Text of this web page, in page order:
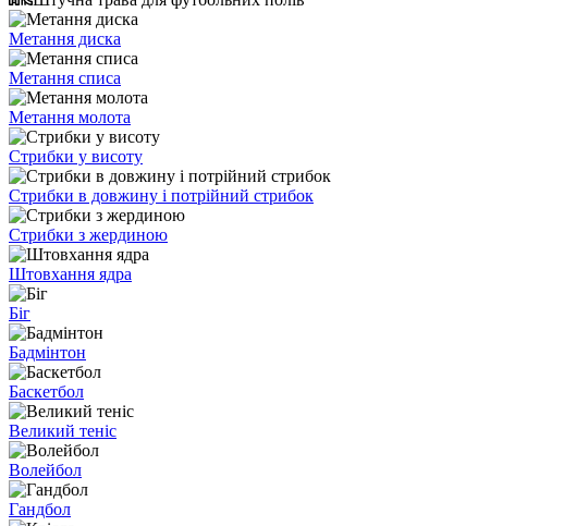
Метання диска
Метання списа
Метання молота
Стрибки у висоту
Стрибки в довжину і потрійний стрибок
Стрибки з жердиною
Штовхання ядра
Біг
Бадмінтон
Баскетбол
Великий теніс
Волейбол
Гандбол